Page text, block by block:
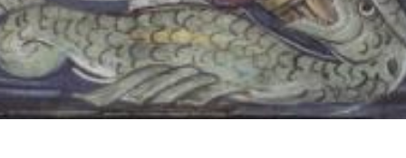
Контакти
Проекти
Футбольна команда
Кулінарний гурток